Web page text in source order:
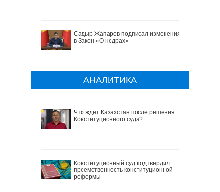
Садыр Жапаров подписал изменения
в Закон «О недрах»
АНАЛИТИКА
Что ждет Казахстан после решения
Конституционного суда?
Конституционный суд подтвердил
преемственность конституционной
реформы